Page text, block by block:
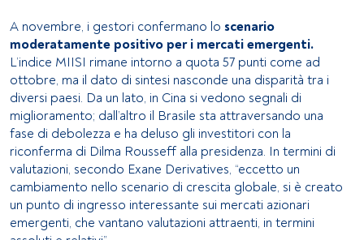
A novembre, i gestori confermano lo scenario
moderatamente positivo per i mercati emergenti.
L’indice MIISI rimane intorno a quota 57 punti come ad
ottobre, ma il dato di sintesi nasconde una disparità tra i
diversi paesi. Da un lato, in Cina si vedono segnali di
miglioramento; dall’altro il Brasile sta attraversando una
fase di debolezza e ha deluso gli investitori con la
riconferma di Dilma Rousseff alla presidenza. In termini di
valutazioni, secondo Exane Derivatives, “eccetto un
cambiamento nello scenario di crescita globale, si è creato
un punto di ingresso interessante sui mercati azionari
emergenti, che vantano valutazioni attraenti, in termini